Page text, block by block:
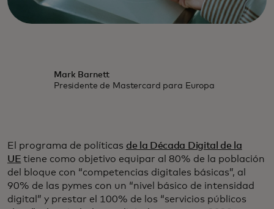
Mark Barnett
Presidente de Mastercard para Europa
El programa de políticas de la Década Digital de la
UE tiene como objetivo equipar al 80% de la población
del bloque con “competencias digitales básicas”, al
90% de las pymes con un “nivel básico de intensidad
digital” y prestar el 100% de los “servicios públicos